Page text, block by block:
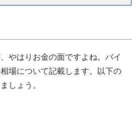
やはりお金の面ですよね。バイ
場について記載します。以下の
しょう。